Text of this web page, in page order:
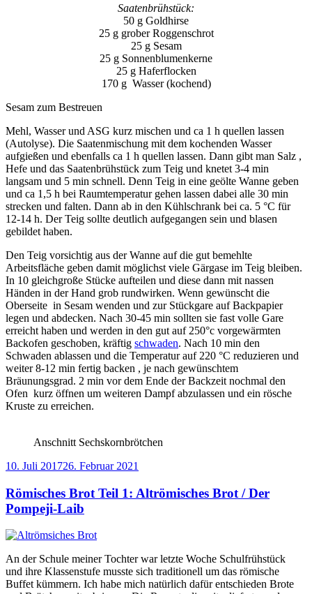
Saatenbrühstück:
50 g Goldhirse
25 g grober Roggenschrot
25 g Sesam
25 g Sonnenblumenkerne
25 g Haferflocken
170 g Wasser (kochend)
Sesam zum Bestreuen
Mehl, Wasser und ASG kurz mischen und ca 1 h quellen lassen
(Autolyse). Die Saatenmischung mit dem kochenden Wasser
aufgießen und ebenfalls ca 1 h quellen lassen. Dann gibt man Salz ,
Hefe und das Saatenbrühstück zum Teig und knetet 3-4 min
langsam und 5 min schnell. Denn Teig in eine geölte Wanne geben
und ca 1,5 h bei Raumtemperatur gehen lassen dabei alle 30 min
strecken und falten. Dann ab in den Kühlschrank bei ca. 5 °C für
12-14 h. Der Teig sollte deutlich aufgegangen sein und blasen
gebildet haben.
Den Teig vorsichtig aus der Wanne auf die gut bemehlte
Arbeitsfläche geben damit möglichst viele Gärgase im Teig bleiben.
In 10 gleichgroße Stücke aufteilen und diese dann mit nassen
Händen in der Hand grob rundwirken. Wenn gewünscht die
Oberseite in Sesam wenden und zur Stückgare auf Backpapier
legen und abdecken. Nach 30-45 min sollten sie fast volle Gare
erreicht haben und werden in den gut auf 250°c vorgewärmten
Backofen geschoben, kräftig schwaden. Nach 10 min den
Schwaden ablassen und die Temperatur auf 220 °C reduzieren und
weiter 8-12 min fertig backen , je nach gewünschtem
Bräunungsgrad. 2 min vor dem Ende der Backzeit nochmal den
Ofen kurz öffnen um weiteren Dampf abzulassen und ein rösche
Kruste zu erreichen.
Anschnitt Sechskornbrötchen
Veröffentlicht
10. Juli 201726. Februar 2021
Römisches Brot Teil 1: Altrömisches Brot / Der
Pompeji-Laib
An der Schule meiner Tochter war letzte Woche Schulfrühstück
und ihre Klassenstufe musste sich traditionell um das römische
Buffet kümmern. Ich habe mich natürlich dafür entschieden Brote